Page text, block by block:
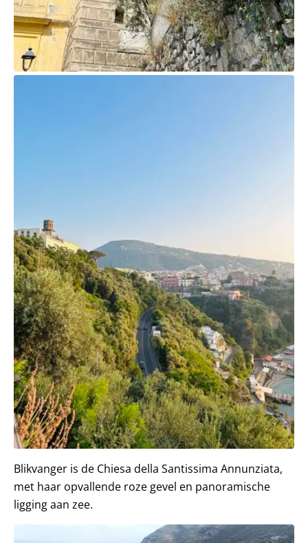
Blikvanger is de Chiesa della Santissima Annunziata,
met haar opvallende roze gevel en panoramische
ligging aan zee.